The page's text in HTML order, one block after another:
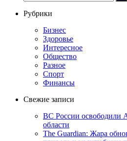
Рубрики
Бизнес
Здоровье
Интересное
Общество
Разное
Спорт
Финансы
Свежие записи
ВС России освободили
области
The Guardian: Жара